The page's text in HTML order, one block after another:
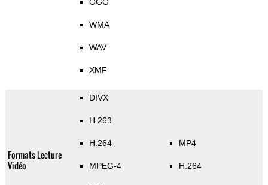
WMA
WAV
XMF
Formats Lecture
Vidéo
DIVX
H.263
H.264
MPEG-4
MP4
H.264